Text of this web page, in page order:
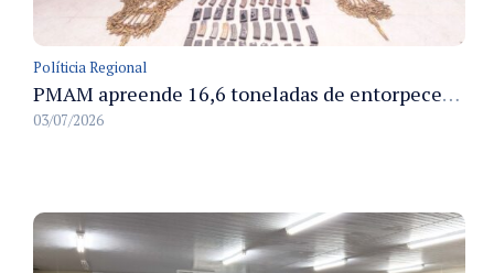
Políticia Regional
PMAM apreende 16,6 toneladas de entorpecentes e registra aumento nas prisões em flagrante e nas capturas de foragidos no primeiro semestre de 2026
03/07/2026